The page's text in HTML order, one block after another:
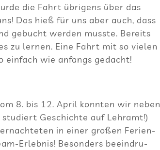
die Fahrt übri­gens über das
Das hieß für uns aber auch, dass
gebucht wer­den musste. Bereits
zu ler­nen. Eine Fahrt mit so vie­len
ein­fach wie anfangs gedacht!
8. bis 12. April konn­ten wir neben
Geschichte auf Lehr­amt!)
in einer gro­ßen Feri­en­
Erleb­nis! Beson­ders beein­dru­